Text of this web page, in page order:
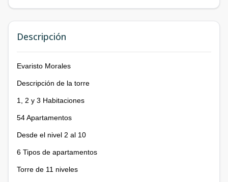
Descripción
Evaristo Morales
Descripción de la torre
1, 2 y 3 Habitaciones
54 Apartamentos
Desde el nivel 2 al 10
6 Tipos de apartamentos
Torre de 11 niveles